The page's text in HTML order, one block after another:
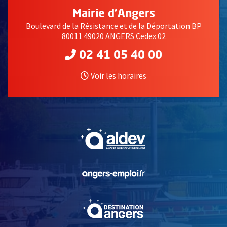
Mairie d'Angers
Boulevard de la Résistance et de la Déportation BP
80011 49020 ANGERS Cedex 02
02 41 05 40 00
Voir les horaires
, Ouvre une nouvelle